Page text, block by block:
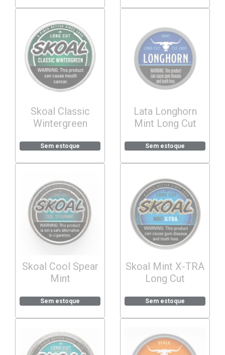
Skoal Classic
Wintergreen
Sem estoque
Lata Longhorn
Mint Long Cut
Sem estoque
Skoal Cool Spear
Mint
Sem estoque
Skoal Mint X-TRA
Long Cut
Sem estoque